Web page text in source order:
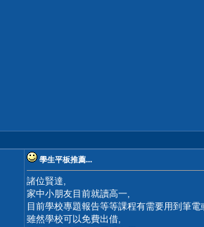
學生平板推薦...
諸位賢達,
家中小朋友目前就讀高一,
目前學校專題報告等等課程有需要用到筆電
雖然學校可以免費出借,